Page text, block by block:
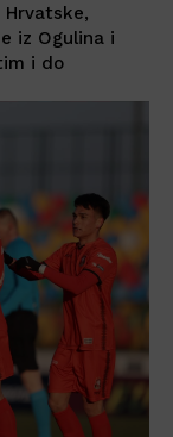
iz Ogulina i
i do